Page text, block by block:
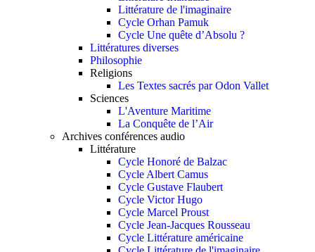
Littérature de l'imaginaire
Cycle Orhan Pamuk
Cycle Une quête d’Absolu ?
Littératures diverses
Philosophie
Religions
Les Textes sacrés par Odon Vallet
Sciences
L'Aventure Maritime
La Conquête de l’Air
Archives conférences audio
Littérature
Cycle Honoré de Balzac
Cycle Albert Camus
Cycle Gustave Flaubert
Cycle Victor Hugo
Cycle Marcel Proust
Cycle Jean-Jacques Rousseau
Cycle Littérature américaine